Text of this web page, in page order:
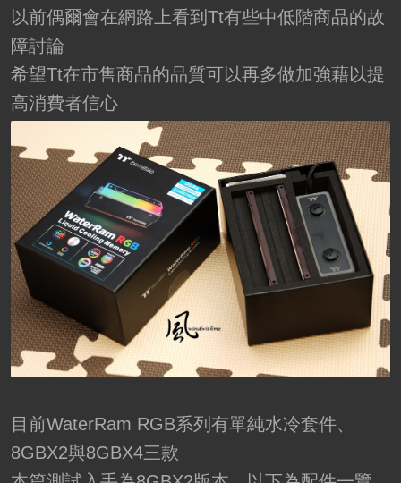
以前偶爾會在網路上看到Tt有些中低階商品的故
障討論
希望Tt在市售商品的品質可以再多做加強藉以提
高消費者信心
目前WaterRam RGB系列有單純水冷套件、
8GBX2與8GBX4三款